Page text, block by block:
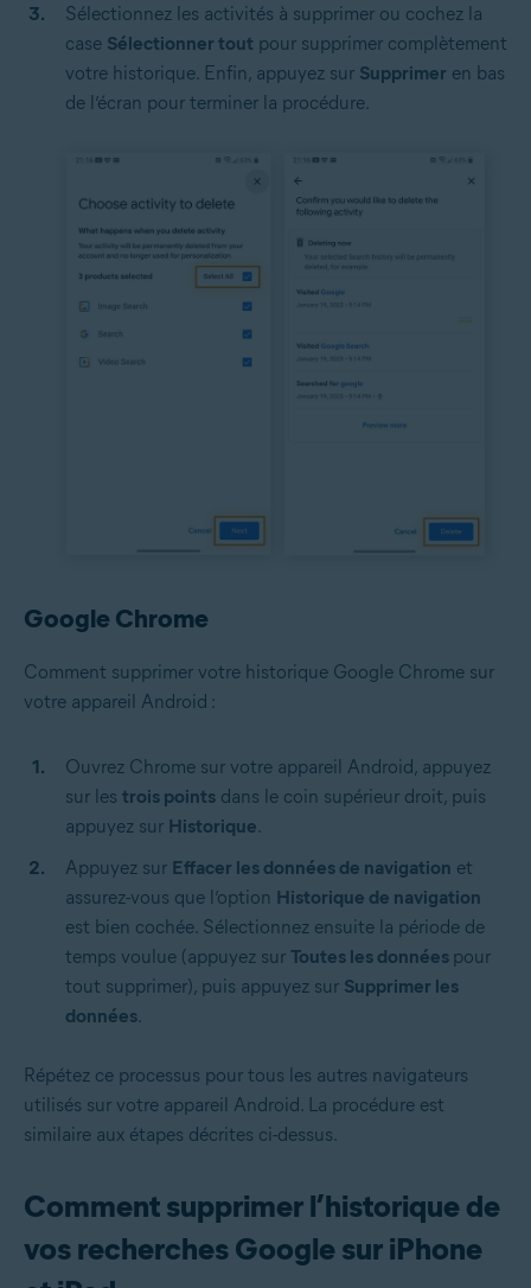
Sélectionnez les activités à supprimer ou cochez la
case Sélectionner tout pour supprimer complètement
votre historique. Enfin, appuyez sur Supprimer en bas
de l’écran pour terminer la procédure.
Google Chrome
Comment supprimer votre historique Google Chrome sur
votre appareil Android :
Ouvrez Chrome sur votre appareil Android, appuyez
sur les trois points dans le coin supérieur droit, puis
appuyez sur Historique.
Appuyez sur Effacer les données de navigation et
assurez-vous que l’option Historique de navigation
est bien cochée. Sélectionnez ensuite la période de
temps voulue (appuyez sur Toutes les données pour
tout supprimer), puis appuyez sur Supprimer les
données.
Répétez ce processus pour tous les autres navigateurs
utilisés sur votre appareil Android. La procédure est
similaire aux étapes décrites ci-dessus.
Comment supprimer l’historique de
vos recherches Google sur iPhone